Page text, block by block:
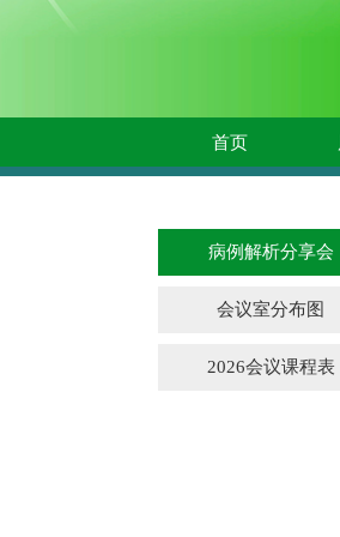
首页
病例解析分享会
会议室分布图
2026会议课程表